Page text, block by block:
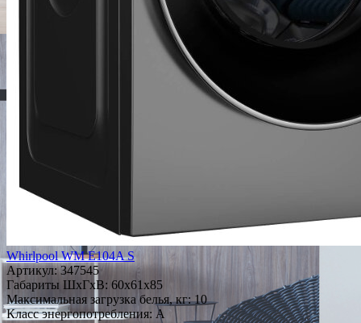
Whirlpool WM E104A S
Артикул:347545
Габариты ШxГxВ: 60x61x85
Максимальная загрузка белья, кг: 10
Класс энергопотребления: A